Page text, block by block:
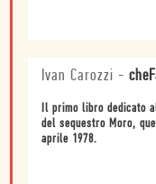
Ivan Carozzi -
Il primo libro dedicato
del sequestro Moro,
aprile 1978.